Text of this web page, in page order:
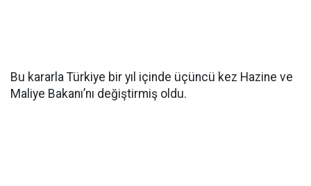
Bu kararla Türkiye bir yıl içinde üçüncü kez Hazine ve
Maliye Bakanı’nı değiştirmiş oldu.